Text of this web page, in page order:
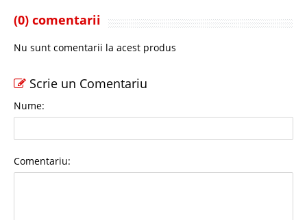
(0) comentarii
Nu sunt comentarii la acest produs
Scrie un Comentariu
Nume:
Comentariu: